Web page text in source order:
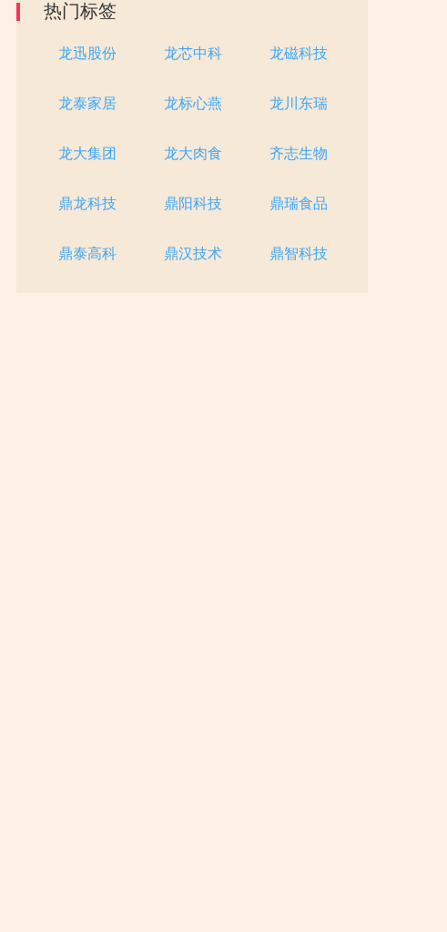
热门标签
龙迅股份 龙芯中科 龙磁科技
龙泰家居 龙标心燕 龙川东瑞
龙大集团 龙大肉食 齐志生物
鼎龙科技 鼎阳科技 鼎瑞食品
鼎泰高科 鼎汉技术 鼎智科技